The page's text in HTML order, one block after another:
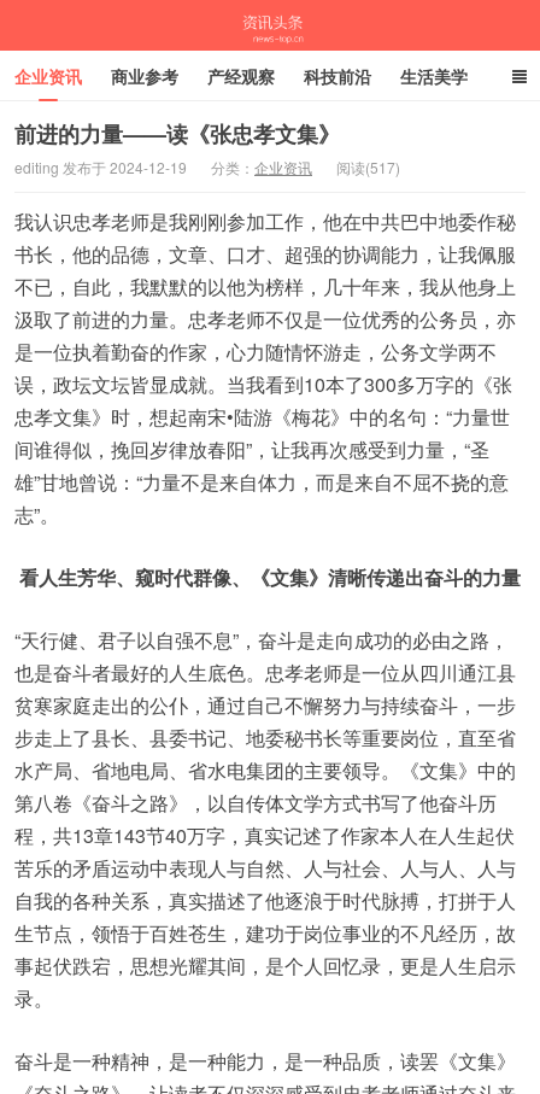
企业资讯 商业参考 产经观察 科技前沿 生活美学
时尚潮流 母婴亲子 专栏
前进的力量——读《张忠孝文集》
editing 发布于 2024-12-19 分类： 企业资讯 阅读(517)
我认识忠孝老师是我刚刚参加工作，他在中共巴中地委作秘
书长，他的品德，文章、口才、超强的协调能力，让我佩服
不已，自此，我默默的以他为榜样，几十年来，我从他身上
汲取了前进的力量。忠孝老师不仅是一位优秀的公务员，亦
是一位执着勤奋的作家，心力随情怀游走，公务文学两不
误，政坛文坛皆显成就。当我看到10本了300多万字的《张
忠孝文集》时，想起南宋•陆游《梅花》中的名句：“力量世
间谁得似，挽回岁律放春阳”，让我再次感受到力量，“圣
雄”甘地曾说：“力量不是来自体力，而是来自不屈不挠的意
志”。
看人生芳华、窥时代群像、《文集》清晰传递出奋斗的力量
“天行健、君子以自强不息”，奋斗是走向成功的必由之路，
也是奋斗者最好的人生底色。忠孝老师是一位从四川通江县
贫寒家庭走出的公仆，通过自己不懈努力与持续奋斗，一步
步走上了县长、县委书记、地委秘书长等重要岗位，直至省
水产局、省地电局、省水电集团的主要领导。《文集》中的
第八卷《奋斗之路》，以自传体文学方式书写了他奋斗历
程，共13章143节40万字，真实记述了作家本人在人生起伏
苦乐的矛盾运动中表现人与自然、人与社会、人与人、人与
自我的各种关系，真实描述了他逐浪于时代脉搏，打拼于人
生节点，领悟于百姓苍生，建功于岗位事业的不凡经历，故
事起伏跌宕，思想光耀其间，是个人回忆录，更是人生启示
录。
奋斗是一种精神，是一种能力，是一种品质，读罢《文集》